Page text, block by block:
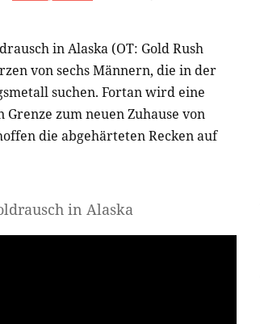
in Alaska (OT: Gold Rush
von sechs Männern, die in der
suchen. Fortan wird eine
zum neuen Zuhause von
die abgehärteten Recken auf
in Alaska